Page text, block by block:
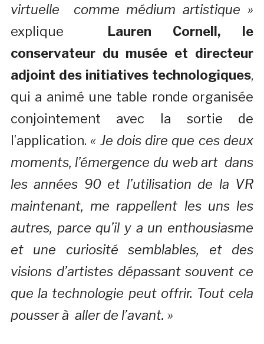
virtuelle comme médium artistique »
explique Lauren Cornell, le
conservateur du musée et directeur
adjoint des initiatives technologiques,
qui a animé une table ronde organisée
conjointement avec la sortie de
l’application. « Je dois dire que ces deux
moments, l’émergence du web art dans
les années 90 et l’utilisation de la VR
maintenant, me rappellent les uns les
autres, parce qu’il y a un enthousiasme
et une curiosité semblables, et des
visions d’artistes dépassant souvent ce
que la technologie peut offrir. Tout cela
pousser à aller de l’avant. »